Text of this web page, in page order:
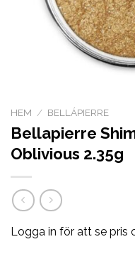
HEM / BELLÁPIERRE
Bellapierre
Oblivious 2.35g
Logga in för att se pris